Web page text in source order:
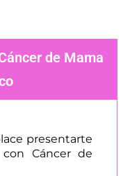
de Mama
presentarte
con Cáncer de